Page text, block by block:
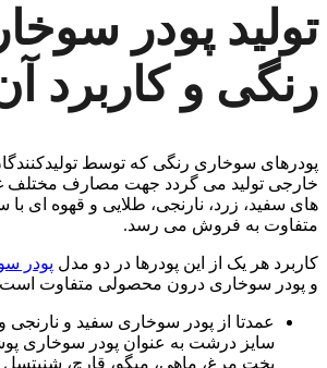
تولید پودر
رنگی و کاربرد
پودرهای سوخاری رنگی که توسط
خارجی تولید می گردد جهت مصارف مختلف
های سفید، زرد، نارنجی، طلایی و قهوه ای با
متفاوت به فروش می رسد.
کاربرد هر یک از این پودرها در دو مدل پودر
و پودر سوخاری درون محصولی متفاوت
عمدتا از پودر سوخاری سفید و نارنجی
سایز درشت به عنوان پودر سوخاری
پخت مرغ، ماهی، میگو، قارچ،